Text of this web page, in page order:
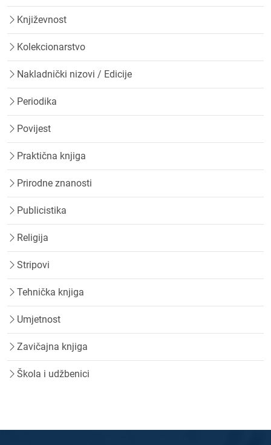
Književnost
Kolekcionarstvo
Nakladnički nizovi / Edicije
Periodika
Povijest
Praktična knjiga
Prirodne znanosti
Publicistika
Religija
Stripovi
Tehnička knjiga
Umjetnost
Zavičajna knjiga
Škola i udžbenici